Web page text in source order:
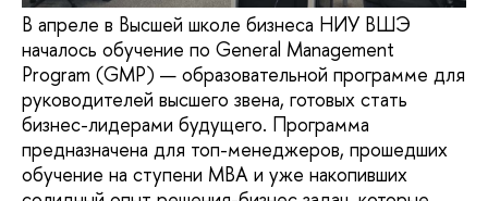
В апреле в Высшей школе бизнеса НИУ ВШЭ
началось обучение по General Management
Program (GMP) — образовательной программе для
руководителей высшего звена, готовых стать
бизнес-лидерами будущего. Программа
предназначена для топ-менеджеров, прошедших
обучение на ступени MBA и уже накопивших